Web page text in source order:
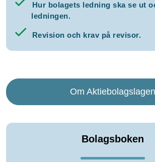
Hur bolagets ledning ska se ut
ledningen.
Revision och krav på revisor.
Om Aktiebolagslagen
Bolagsboken